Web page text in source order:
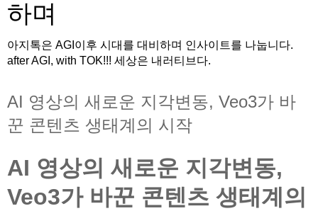
하며
아지톡은 AGI이후 시대를 대비하며 인사이트를 나눕니다.
after AGI, with TOK!!! 세상은 내러티브다.
AI 영상의 새로운 지각변동, Veo3가 바
꾼 콘텐츠 생태계의 시작
AI 영상의 새로운 지각변동,
Veo3가 바꾼 콘텐츠 생태계의